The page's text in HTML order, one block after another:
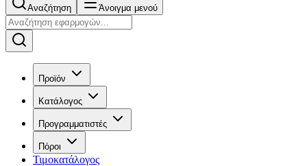
Αναζήτηση Άνοιγμα μενού
Προϊόν
Κατάλογος
Προγραμματιστές
Πόροι
Τιμοκατάλογος